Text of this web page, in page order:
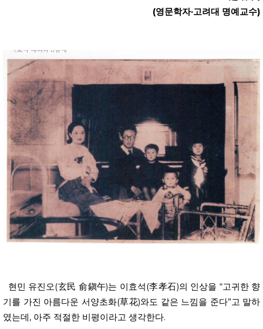
(영문학자·고려대 명예교수)
현민 유진오(玄民 俞鎭午)는 이효석(李孝石)의 인상을 “고귀한 향
기를 가진 아름다운 서양초화(草花)와도 같은 느낌을 준다”고 말하
였는데, 아주 적절한 비평이라고 생각한다.